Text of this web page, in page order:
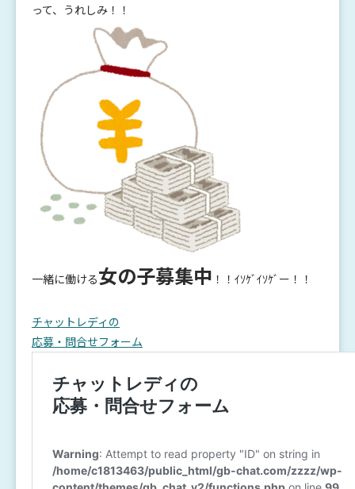
って、うれしみ！！
一緒に働ける女の子募集中 ！！ｲｿｹﾞｲｿｹﾞー！！
チャットレディの
応募・問合せフォーム